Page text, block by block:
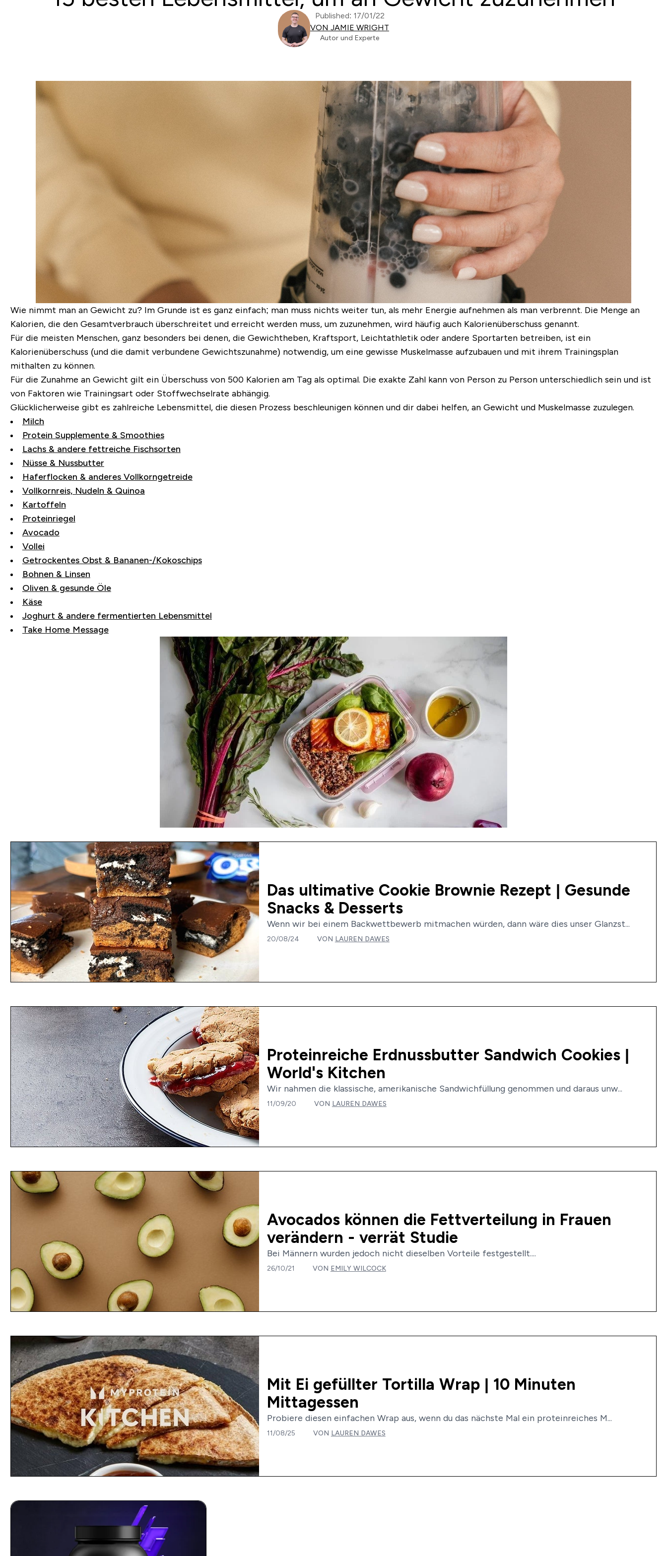
Published: 17/01/22
VON JAMIE WRIGHT
Autor und Experte
Wie nimmt man an Gewicht zu? Im Grunde ist es ganz einfach; man muss nichts weiter tun, als mehr Energie aufnehmen als man verbrennt. Die Menge an
Kalorien, die den Gesamtverbrauch überschreitet und erreicht werden muss, um zuzunehmen, wird häufig auch Kalorienüberschuss genannt.
Für die meisten Menschen, ganz besonders bei denen, die Gewichtheben, Kraftsport, Leichtathletik oder andere Sportarten betreiben, ist ein
Kalorienüberschuss (und die damit verbundene Gewichtszunahme) notwendig, um eine gewisse Muskelmasse aufzubauen und mit ihrem Trainingsplan
mithalten zu können.
Für die Zunahme an Gewicht gilt ein Überschuss von 500 Kalorien am Tag als optimal. Die exakte Zahl kann von Person zu Person unterschiedlich sein und ist
von Faktoren wie Trainingsart oder Stoffwechselrate abhängig.
Glücklicherweise gibt es zahlreiche Lebensmittel, die diesen Prozess beschleunigen können und dir dabei helfen, an Gewicht undMuskelmasse zuzulegen.
Milch
Protein Supplemente & Smoothies
Lachs & andere fettreiche Fischsorten
Nüsse & Nussbutter
Haferflocken & anderes Vollkorngetreide
Vollkornreis, Nudeln & Quinoa
Kartoffeln
Proteinriegel
Avocado
Vollei
Getrockentes Obst & Bananen-/Kokoschips
Bohnen & Linsen
Oliven & gesunde Öle
Käse
Joghurt & andere fermentierten Lebensmittel
Take Home Message
Das ultimative Cookie Brownie Rezept | Gesunde
Snacks & Desserts
Wenn wir bei einem Backwettbewerb mitmachen würden, dann wäre dies unser Glanzst...
20/08/24 VON LAUREN DAWES
Proteinreiche Erdnussbutter Sandwich Cookies |
World's Kitchen
Wir nahmen die klassische, amerikanische Sandwichfüllung genommen und daraus unw...
11/09/20 VON LAUREN DAWES
Avocados können die Fettverteilung in Frauen
verändern - verrät Studie
Bei Männern wurden jedoch nicht dieselben Vorteile festgestellt....
26/10/21 VON EMILY WILCOCK
Mit Ei gefüllter Tortilla Wrap | 10 Minuten
Mittagessen
Probiere diesen einfachen Wrap aus, wenn du das nächste Mal ein proteinreiches M...
11/08/25 VON LAUREN DAWES